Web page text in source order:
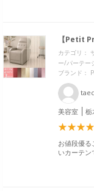
【Petit
カテゴリ：
ー/パーテー
ブランド：
美容室 栃
お値段優る
いカーテ